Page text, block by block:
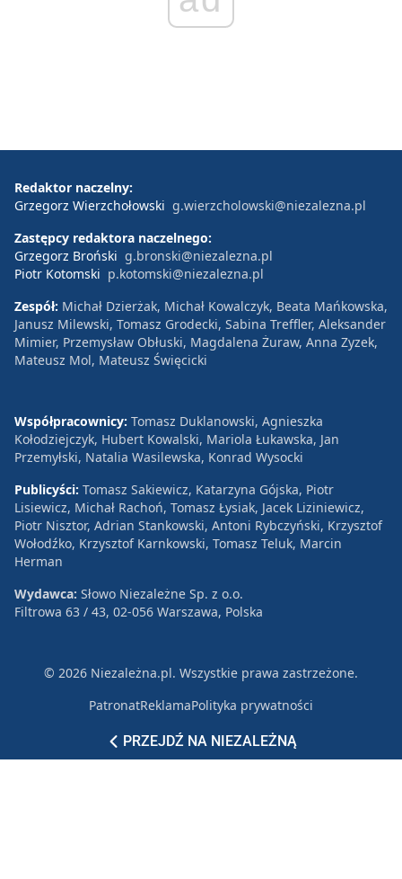
PRZEJDŹ NA NIEZALEŻNĄ
Redaktor naczelny:
Grzegorz Wierzchołowski g.wierzcholowski@niezalezna.pl
Zastępcy redaktora naczelnego:
Grzegorz Broński g.bronski@niezalezna.pl
Piotr Kotomski p.kotomski@niezalezna.pl
Zespół: Michał Dzierżak, Michał Kowalczyk, Beata Mańkowska,
Janusz Milewski, Tomasz Grodecki, Sabina Treffler, Aleksander
Mimier, Przemysław Obłuski, Magdalena Żuraw, Anna Zyzek,
Mateusz Mol, Mateusz Święcicki
Współpracownicy: Tomasz Duklanowski, Agnieszka
Kołodziejczyk, Hubert Kowalski, Mariola Łukawska, Jan
Przemyłski, Natalia Wasilewska, Konrad Wysocki
Publicyści: Tomasz Sakiewicz, Katarzyna Gójska, Piotr
Lisiewicz, Michał Rachoń, Tomasz Łysiak, Jacek Liziniewicz,
Piotr Nisztor, Adrian Stankowski, Antoni Rybczyński, Krzysztof
Wołodźko, Krzysztof Karnkowski, Tomasz Teluk, Marcin
Herman
Wydawca: Słowo Niezależne Sp. z o.o.
Filtrowa 63 / 43, 02-056 Warszawa, Polska
© 2026 Niezależna.pl. Wszystkie prawa zastrzeżone.
PatronatReklamaPolityka prywatności